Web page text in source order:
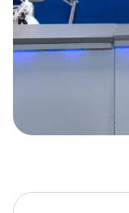
5